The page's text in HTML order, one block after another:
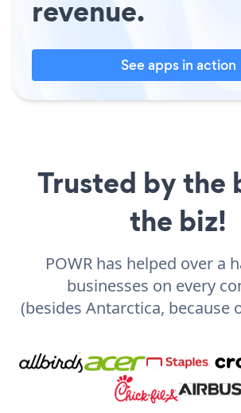
revenue.
See apps in action
Trusted by the
the biz!
POWR has helped over a
businesses on every
(besides Antarctica, because